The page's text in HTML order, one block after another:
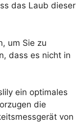
das Laub dieser
um Sie zu
dass es nicht in
ein optimales
die
von